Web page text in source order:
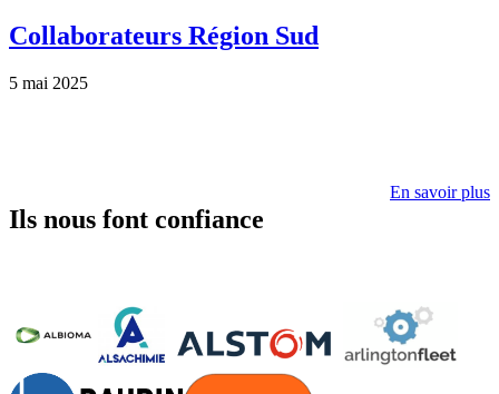
Collaborateurs Région Sud
5 mai 2025
Ils nous font confiance
En savoir plus